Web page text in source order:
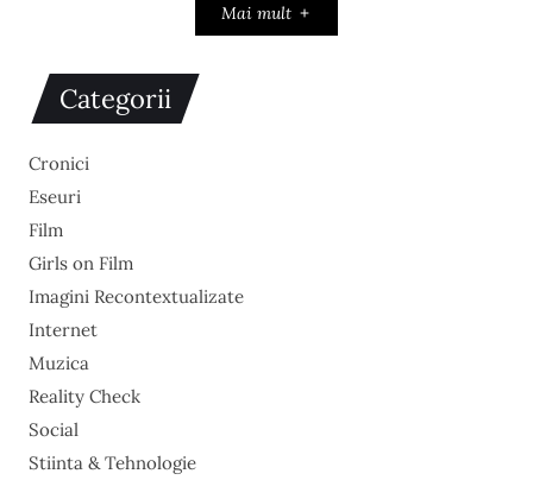
Mai mult
Categorii
Cronici
Eseuri
Film
Girls on Film
Imagini Recontextualizate
Internet
Muzica
Reality Check
Social
Stiinta & Tehnologie